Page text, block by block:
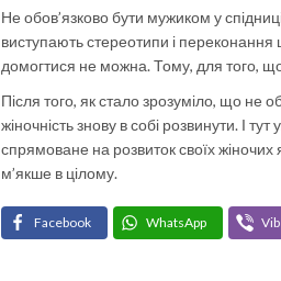
Не обов’язково бути мужиком у
виступають стереотипи і переконання
домогтися не можна. Тому, для того,
Після того, як стало зрозуміло, що не
жіночність знову в собі розвинути. І
спрямоване на розвиток своїх
м’якше в цілому.
Facebook WhatsApp